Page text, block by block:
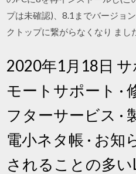
プは未確認)、8.1までバージョ
クトップに繋がらなくなり まし
2020年1月18日 サ
モートサポート ·
フターサービス ·
電小ネタ帳 · お知
されることの多い